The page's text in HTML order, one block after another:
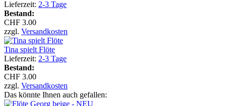
Lieferzeit: 2-3 Tage
Bestand:
CHF 3.00
zzgl. Versandkosten
Tina spielt Flöte
Lieferzeit: 2-3 Tage
Bestand:
CHF 3.00
zzgl. Versandkosten
Das könnte Ihnen auch gefallen: